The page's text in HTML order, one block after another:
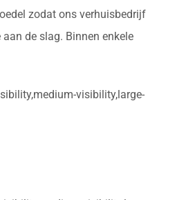
zodat ons verhuisbedrijf
de slag. Binnen enkele
visibility,large-